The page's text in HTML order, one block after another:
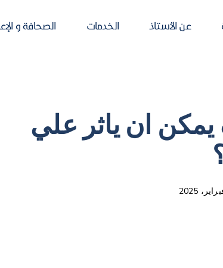
عن الأستاذ الخدمات الصحافة و
ان ياثر علي